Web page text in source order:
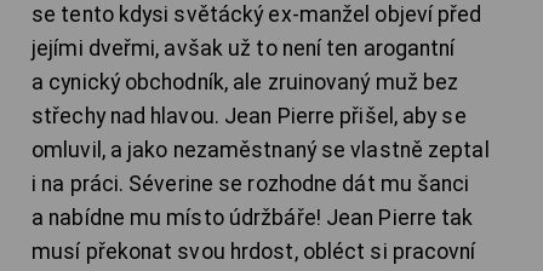
se tento kdysi světácký ex-manžel objeví před
jejími dveřmi, avšak už to není ten arogantní
a cynický obchodník, ale zruinovaný muž bez
střechy nad hlavou. Jean Pierre přišel, aby se
omluvil, a jako nezaměstnaný se vlastně zeptal
i na práci. Séverine se rozhodne dát mu šanci
a nabídne mu místo údržbáře! Jean Pierre tak
musí překonat svou hrdost, obléct si pracovní